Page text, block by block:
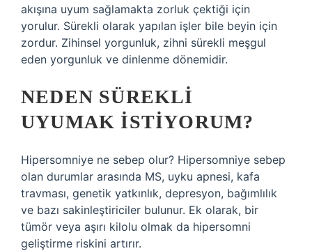
akışına uyum sağlamakta zorluk çektiği için
yorulur. Sürekli olarak yapılan işler bile beyin için
zordur. Zihinsel yorgunluk, zihni sürekli meşgul
eden yorgunluk ve dinlenme dönemidir.
NEDEN SÜREKLI
UYUMAK ISTIYORUM?
Hipersomniye ne sebep olur? Hipersomniye sebep
olan durumlar arasında MS, uyku apnesi, kafa
travması, genetik yatkınlık, depresyon, bağımlılık
ve bazı sakinleştiriciler bulunur. Ek olarak, bir
tümör veya aşırı kilolu olmak da hipersomni
geliştirme riskini artırır.